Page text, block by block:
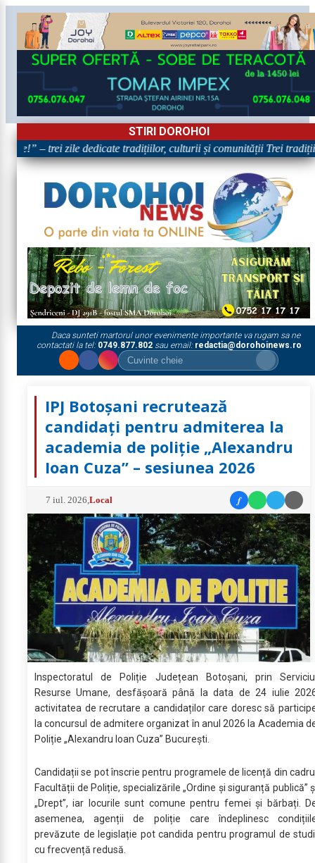
STIRI DOROHOI
– trei zile dedicate tradițiilor, culturii și comunității Trei tradiții.
Daca sunteti martorul unor evenimente importante va rugam sa ne
contactati la tel: 0749.877.802sau email: redactia@dorohoinews.ro
IPJ Botoșani recrutează
candidați pentru admiterea la
academia de poliție „Alexandru
Ioan Cuza” – sesiunea 2026
7 iul. 2026 ,Local f
Inspectoratul de Poliție Județean Botoșani, prin
Resurse Umane, desfășoară până la data de 24 iulie
activitatea de recrutare a candidaților care doresc să
la concursul de admitere organizat în anul 2026 la Academia
Poliție „Alexandru Ioan Cuza” București.
Candidații se pot înscrie pentru programele de licență din
Facultății de Poliție, specializările „Ordine și siguranță publică”
„Drept”, iar locurile sunt comune pentru femei și bărbați.
asemenea, agenții de poliție care îndeplinesc
prevăzute de legislație pot candida pentru programul de
cu frecvență redusă.